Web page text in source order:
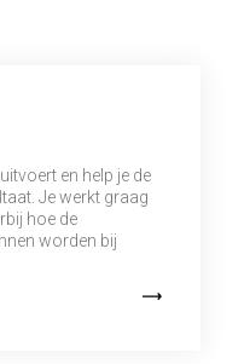
en help je de
Je werkt graag
hoe de
worden bij